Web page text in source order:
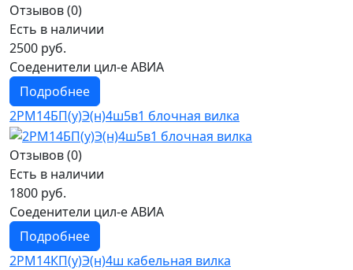
Отзывов (0)
Есть в наличии
2500 руб.
Соеденители цил-е АВИА
Подробнее
2РМ14БП(у)Э(н)4ш5в1 блочная вилка
Отзывов (0)
Есть в наличии
1800 руб.
Соеденители цил-е АВИА
Подробнее
2РМ14КП(у)Э(н)4ш кабельная вилка